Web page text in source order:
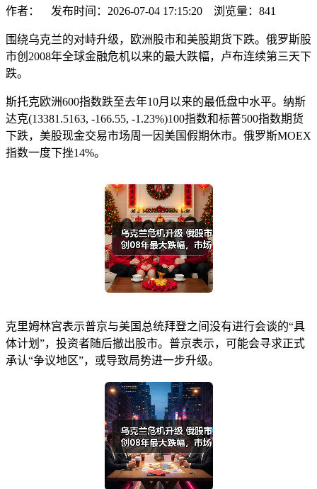
作者： 发布时间：2026-07-04 17:15:20 浏览量： 841
围绕乌克兰的对峙升级，欧洲股市和美股期货下跌。俄罗斯股
市创2008年全球金融危机以来的最大跌幅，卢布连续第三天下
跌。
斯托克欧洲600指数跌至去年10月以来的最低盘中水平。纳斯
达克(13381.5163, -166.55, -1.23%)100指数和标普500指数期货
下跌，美股现金交易市场周一因美国假期休市。俄罗斯MOEX
指数一度下挫14%。
克里姆林宫表示普京与美国总统拜登之间没有进行会谈的“具
体计划”，投资者随后撤出股市。普京表示，可能会寻求正式
承认“争议地区”，或导致局势进一步升级。